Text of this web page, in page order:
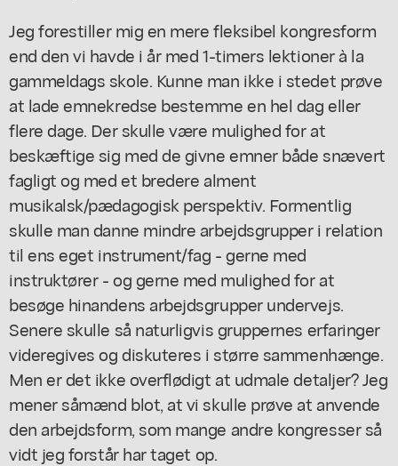
Jeg forestiller mig en mere fleksibel kongresform
end den vi havde i år med 1-timers lektioner à la
gammeldags skole. Kunne man ikke i stedet prøve
at lade emnekredse bestemme en hel dag eller
flere dage. Der skulle være mulighed for at
beskæftige sig med de givne emner både snævert
fagligt og med et bredere alment
musikalsk/pædagogisk perspektiv. Formentlig
skulle man danne mindre arbejdsgrupper i relation
til ens eget instrument/fag - gerne med
instruktører - og gerne med mulighed for at
besøge hinandens arbejdsgrupper undervejs.
Senere skulle så naturligvis gruppernes erfaringer
videregives og diskuteres i større sammenhænge.
Men er det ikke overflødigt at udmale detaljer? Jeg
mener såmænd blot, at vi skulle prøve at anvende
den arbejdsform, som mange andre kongresser så
vidt jeg forstår har taget op.